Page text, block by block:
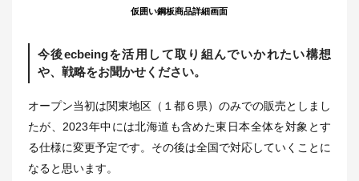
仮囲い鋼板商品詳細画面
今後ecbeingを活用して取り組んでいかれたい構想
や、戦略をお聞かせください。
オープン当初は関東地区（１都６県）のみでの販売としまし
たが、2023年中には北海道も含めた東日本全体を対象とす
る仕様に変更予定です。その後は全国で対応していくことに
なると思います。